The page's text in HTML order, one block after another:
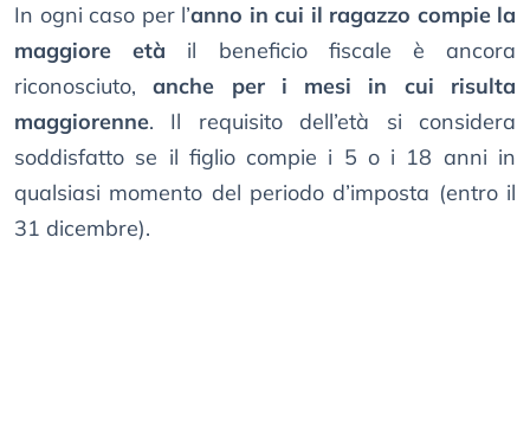
In ogni caso per l’anno in cui il ragazzo compie la
maggiore età il beneficio fiscale è ancora
riconosciuto,anche per i mesi in cui risulta
maggiorenne. Il requisito dell’età si considera
soddisfatto se il figlio compie i 5 o i 18 anni in
qualsiasi momento del periodo d’imposta (entro il
31 dicembre).